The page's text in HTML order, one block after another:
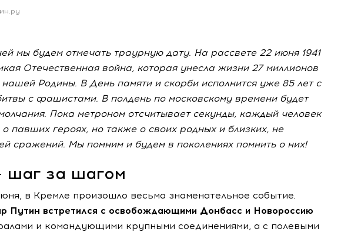
мы будем отмечать траурную дату. На рассвете 22 июня 1941
Отечественная война, которая унесла жизни 27 миллионов
Родины. В День памяти и скорби исполнится уже 85 лет с
с фашистами. В полдень по московскому времени будет
Пока метроном отсчитывает секунды, каждый человек
о павших героях, но также о своих родных и близких, не
сражений. Мы помним и будем в поколениях помнить о них!
шаг за шагом
в Кремле произошло весьма знаменательное событие.
Путин встретился с освобождающими Донбасс и Новороссию
и командующими крупными соединениями, а с полевыми